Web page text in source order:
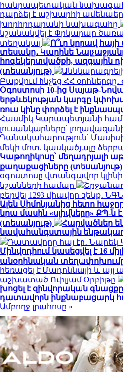
հանրապետական
դարձել է աշխարհի
խորհրդարանի նախագահը
նշանակվել է Փրկարար
տեղակալ
Ո՞ւր կորավ
տեսակը․ Կարինե
հոգեկերտվածքի, ազգային
(տեսանյութ)
Բաքվում հնչեց ՀՀ
Օգոստոսի 10-ից Սայաթ-
երթևեկության կարգը
ռուս կինը փորձել է
Հասմիկ Կարապետյանի
լուսանկարները՝
Դանակահարություն՝
մեկի մոտ. կասկածյալը
Կաթողիկոսը՝ մեղադրյալի
քաղաքացիները (տեսանյութ)
օգոստոսը վտանգավոր
նշանների համար
բերվել 1293 միավոր զենք․
Ալեն Սիմոնյանից հետո
նրա մասին «սլիվները» ՔՊ-ն
(տեսանյութ)
Հարվածներ
նավահանգստային
Դատավորը հայ էր․
Մինվոդիում կասեցվել է 16
անօրինական
հեռացել է Մադոննայի և այլ
աշխատած Ուիլյամ Օրբիթը
խոցել է զինվորական
դատավորն ինքնաբացարկ
Ամբողջ լրահոսը »